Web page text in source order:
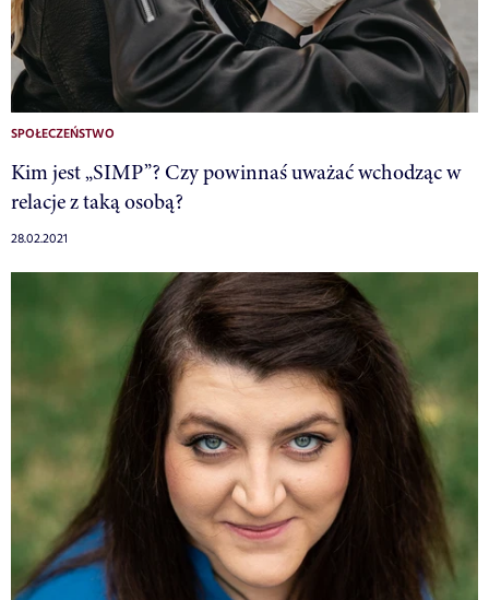
SPOŁECZEŃSTWO
Kim jest „SIMP”? Czy powinnaś uważać wchodząc w
relacje z taką osobą?
28.02.2021